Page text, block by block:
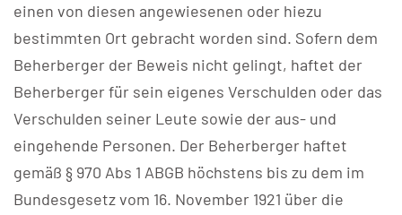
einen von diesen angewiesenen oder hiezu
bestimmten Ort gebracht worden sind. Sofern dem
Beherberger der Beweis nicht gelingt, haftet der
Beherberger für sein eigenes Verschulden oder das
Verschulden seiner Leute sowie der aus- und
eingehende Personen. Der Beherberger haftet
gemäß § 970 Abs 1 ABGB höchstens bis zu dem im
Bundesgesetz vom 16. November 1921 über die